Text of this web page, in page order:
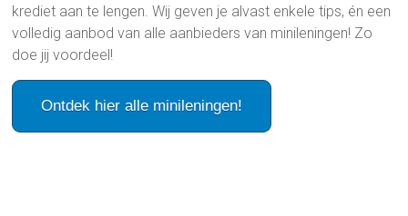
krediet aan te lengen. Wij geven je alvast enkele tips, én een
volledig aanbod van alle aanbieders van minileningen! Zo
doe jij voordeel!
Ontdek hier alle minileningen!